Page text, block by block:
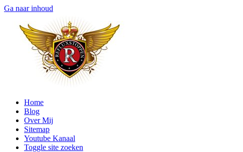
Ga naar inhoud
Home
Blog
Over Mij
Sitemap
Youtube Kanaal
Toggle site zoeken